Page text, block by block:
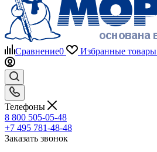
Сравнение0 Избранные товары
Телефоны
8 800 505-05-48
+7 495 781-48-48
Заказать звонок